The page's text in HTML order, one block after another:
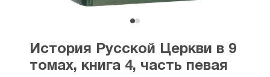
История Русской Церкви в 9
томах, книга 4, часть певая